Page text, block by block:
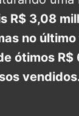
R$ 3,08
no
ótimos R$